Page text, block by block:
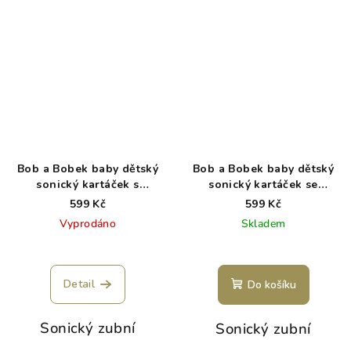
Bob a Bobek baby dětský
sonický kartáček s
kosmonautem, 0-5 let, v
krabičce
599 Kč
Vyprodáno
Detail
Sonický zubní
Bob a Bobek baby dětský
sonický kartáček se
srdíčky, 0-5 let, v krabičce
599 Kč
Skladem
hodnocení
produktu
z
Do košíku
Sonický zubní